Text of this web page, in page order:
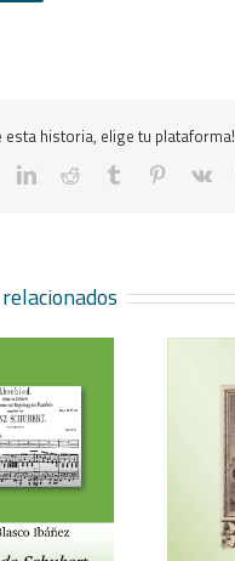
esta historia, elige tu plataforma!
twitterlinkedinreddit tumblr pinterest
vk
Blasco Ibáñez,
Hugo de Moncada